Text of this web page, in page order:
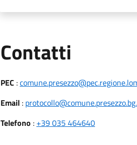
Contatti
PEC :
Email:
Telefono : +39 035 464640